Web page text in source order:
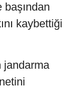
başından
kaybettiği
jandarma